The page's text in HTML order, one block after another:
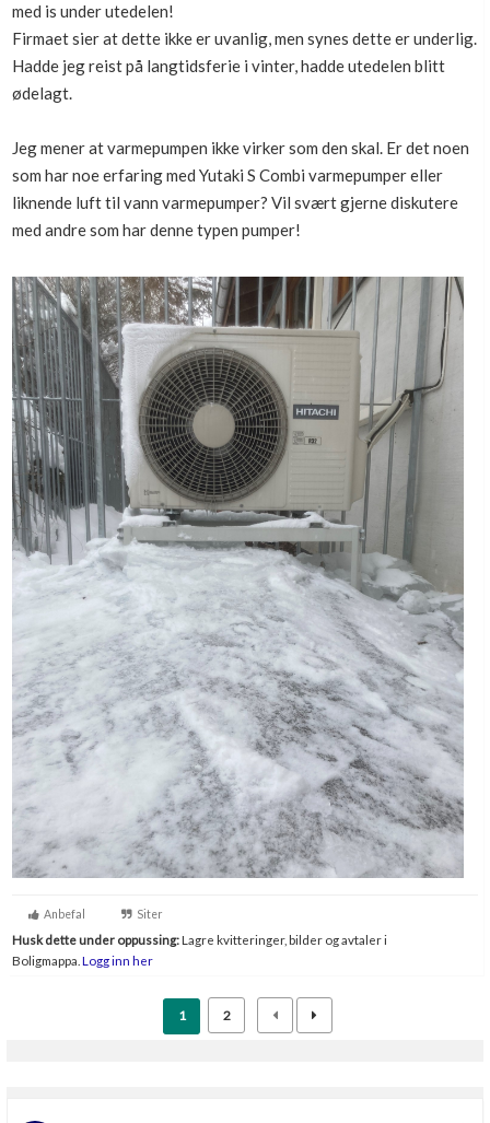
med is under utedelen!
Firmaet sier at dette ikke er uvanlig, men synes dette er underlig.
Hadde jeg reist på langtidsferie i vinter, hadde utedelen blitt
ødelagt.
Jeg mener at varmepumpen ikke virker som den skal. Er det noen
som har noe erfaring med Yutaki S Combi varmepumper eller
liknende luft til vann varmepumper? Vil svært gjerne diskutere
med andre som har denne typen pumper!
Anbefal Siter
Husk dette under oppussing:Lagre kvitteringer, bilder og avtaler i
Boligmappa. Logg inn her
1 2